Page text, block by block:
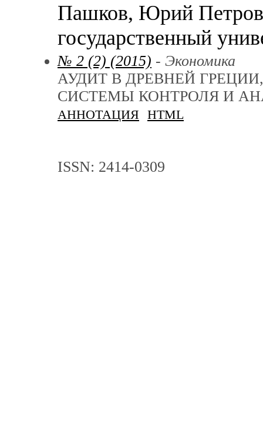
Пашков, Юрий
государственный
№ 2 (2) (2015) - Экономика
АУДИТ В ДРЕВНЕЙ
СИСТЕМЫ КОНТРОЛЯ И
АННОТАЦИЯ HTML
ISSN: 2414-0309